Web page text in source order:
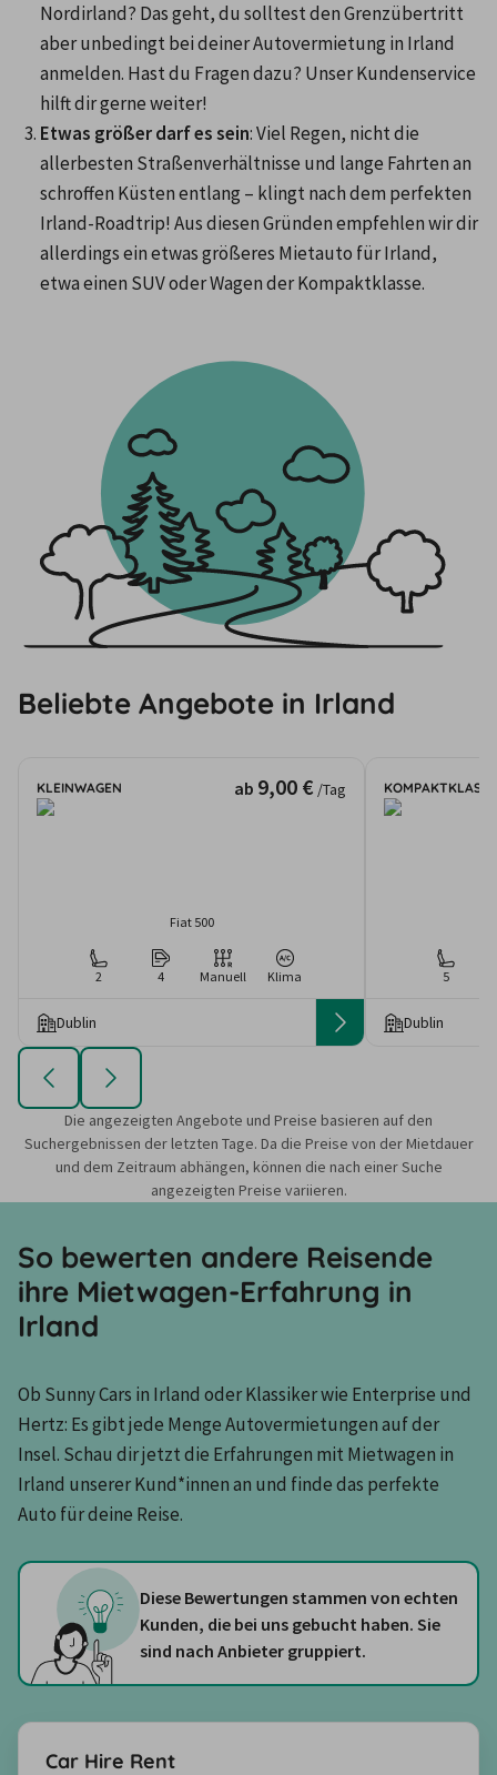
Nordirland? Das geht, du solltest den Grenzübertritt
aber unbedingt bei deiner Autovermietung in Irland
anmelden. Hast du Fragen dazu? Unser Kundenservice
hilft dir gerne weiter!
Etwas größer darf es sein: Viel Regen, nicht die
allerbesten Straßenverhältnisse und lange Fahrten an
schroffen Küsten entlang – klingt nach dem perfekten
Irland-Roadtrip! Aus diesen Gründen empfehlen wir dir
allerdings ein etwas größeres Mietauto für Irland,
etwa einen SUV oder Wagen der Kompaktklasse.
Beliebte Angebote in Irland
KLEINWAGEN ab 9,00 € /Tag
Fiat 500
2 4 Manuell Klima
Dublin
KOMPAKTKLASSE
5
Dublin
Die angezeigten Angebote und Preise basieren auf den
Suchergebnissen der letzten Tage. Da die Preise von der Mietdauer
und dem Zeitraum abhängen, können die nach einer Suche
angezeigten Preise variieren.
So bewerten andere Reisende
ihre Mietwagen-Erfahrung in
Irland
Ob Sunny Cars in Irland oder Klassiker wie Enterprise und
Hertz: Es gibt jede Menge Autovermietungen auf der
Insel. Schau dir jetzt die Erfahrungen mit Mietwagen in
Irland unserer Kund*innen an und finde das perfekte
Auto für deine Reise.
Diese Bewertungen stammen von echten
Kunden, die bei uns gebucht haben. Sie
sind nach Anbieter gruppiert.
Car Hire Rent